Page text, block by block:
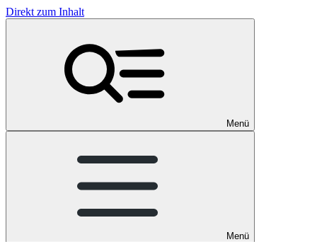
Direkt zum Inhalt
Menü
Menü